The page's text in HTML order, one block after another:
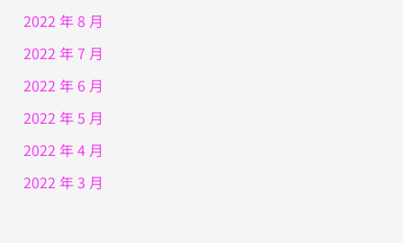
2022 年 8 月
2022 年 7 月
2022 年 6 月
2022 年 5 月
2022 年 4 月
2022 年 3 月